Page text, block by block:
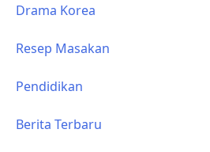
Drama Korea
Resep Masakan
Pendidikan
Berita Terbaru